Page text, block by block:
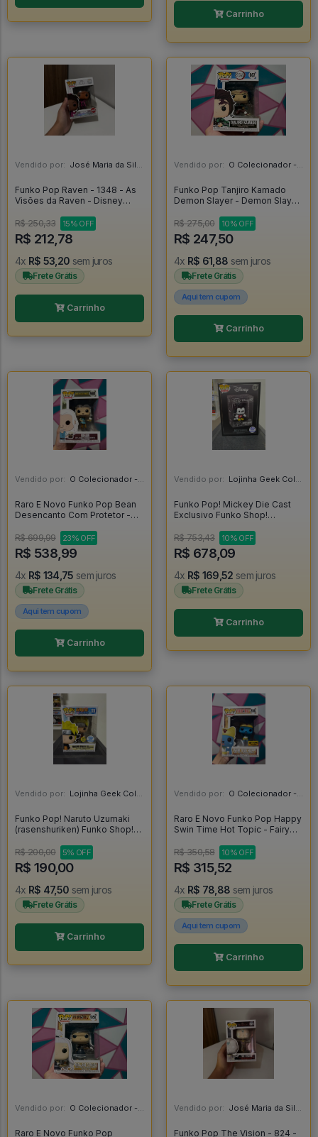
Carrinho
Vendido por: José Maria da Silva Junior - AL
Funko Pop Raven - 1348 - As
Visões da Raven - Disney
Raven Baxter - Disney 100
#1348
R$ 250,33 15% OFF
R$ 212,78
4x R$ 53,20 sem juros
Frete Grátis
Carrinho
Vendido por: O Colecionador - SP
Funko Pop Tanjiro Kamado
Demon Slayer - Demon Slayer
R$ 275,00
10% OFF
R$ 247,50
4x R$ 61,88 sem juros
Frete Grátis
Aqui tem cupom
Carrinho
Vendido por: O Colecionador - SP
Raro E Novo Funko Pop Bean
Desencanto Com Protetor -
R$ 699,99
23% OFF
R$ 538,99
4x R$ 134,75 sem juros
Frete Grátis
Aqui tem cupom
Carrinho
Vendido por: Lojinha Geek Colecionáveis - DF
Funko Pop! Mickey Die Cast
Exclusivo Funko Shop!
R$ 753,43
10% OFF
R$ 678,09
4x R$ 169,52 sem juros
Frete Grátis
Carrinho
Vendido por: Lojinha Geek Colecionáveis - DF
Funko Pop! Naruto Uzumaki
(rasenshuriken) Funko Shop!
#1318
R$ 200,00 5% OFF
R$ 190,00
4x R$ 47,50 sem juros
Frete Grátis
Carrinho
Vendido por: O Colecionador - SP
Raro E Novo Funko Pop Happy
Swin Time Hot Topic - Fairy
R$ 350,58
10% OFF
R$ 315,52
4x R$ 78,88 sem juros
Frete Grátis
Aqui tem cupom
Carrinho
Vendido por: O Colecionador - SP
Raro E Novo Funko Pop
Vendido por: José Maria da Silva Junior - AL
Funko Pop The Vision - 824 -